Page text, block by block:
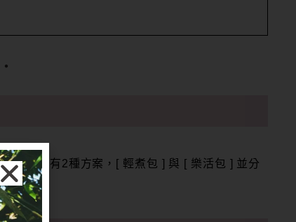
‧
貨。總共有2種方案，[ 輕煮包 ] 與 [ 樂活包 ] 並分